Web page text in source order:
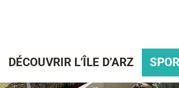
DÉCOUVRIR L’ÎLE D’ARZ